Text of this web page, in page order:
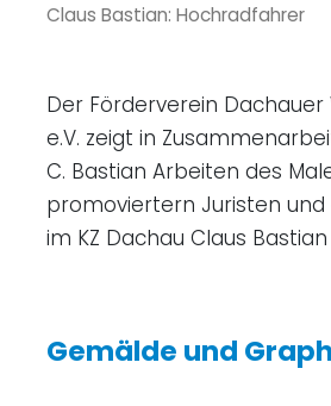
Claus Bastian: Hochradfahrer
Der Förderverein
e.V. zeigt in
C. Bastian Arbeiten des
promoviertern Juristen
im KZ Dachau Claus Bastian
Gemälde und